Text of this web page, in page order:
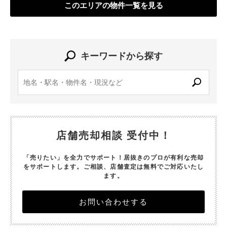
このエリアの物件一覧を見る
キーワードから探す
店舗売却相談 受付中！
「売りたい」を全力でサポート！居抜きのプロが有利な売却
をサポートします。 ご相談、店舗査定は無料でご対応いたし
ます。
お問い合わせする